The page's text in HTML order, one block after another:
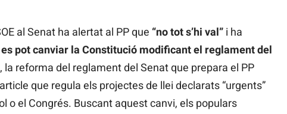
al Senat ha alertat al PP que “no tot s’hi val”i ha
es pot canviar la Constitució modificant el reglament del
la reforma del reglament del Senat que prepara el PP
que regula els projectes de llei declarats “urgents”
o el Congrés. Buscant aquest canvi, els populars